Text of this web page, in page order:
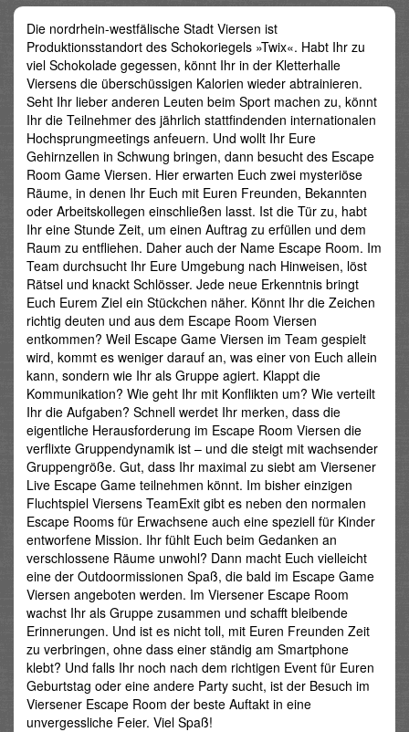
Die nordrhein-westfälische Stadt Viersen ist
Produktionsstandort des Schokoriegels »Twix«. Habt Ihr zu
viel Schokolade gegessen, könnt Ihr in der Kletterhalle
Viersens die überschüssigen Kalorien wieder abtrainieren.
Seht Ihr lieber anderen Leuten beim Sport machen zu, könnt
Ihr die Teilnehmer des jährlich stattfindenden internationalen
Hochsprungmeetings anfeuern. Und wollt Ihr Eure
Gehirnzellen in Schwung bringen, dann besucht des Escape
Room Game Viersen. Hier erwarten Euch zwei mysteriöse
Räume, in denen Ihr Euch mit Euren Freunden, Bekannten
oder Arbeitskollegen einschließen lasst. Ist die Tür zu, habt
Ihr eine Stunde Zeit, um einen Auftrag zu erfüllen und dem
Raum zu entfliehen. Daher auch der Name Escape Room. Im
Team durchsucht Ihr Eure Umgebung nach Hinweisen, löst
Rätsel und knackt Schlösser. Jede neue Erkenntnis bringt
Euch Eurem Ziel ein Stückchen näher. Könnt Ihr die Zeichen
richtig deuten und aus dem Escape Room Viersen
entkommen? Weil Escape Game Viersen im Team gespielt
wird, kommt es weniger darauf an, was einer von Euch allein
kann, sondern wie Ihr als Gruppe agiert. Klappt die
Kommunikation? Wie geht Ihr mit Konflikten um? Wie verteilt
Ihr die Aufgaben? Schnell werdet Ihr merken, dass die
eigentliche Herausforderung im Escape Room Viersen die
verflixte Gruppendynamik ist – und die steigt mit wachsender
Gruppengröße. Gut, dass Ihr maximal zu siebt am Viersener
Live Escape Game teilnehmen könnt. Im bisher einzigen
Fluchtspiel Viersens TeamExit gibt es neben den normalen
Escape Rooms für Erwachsene auch eine speziell für Kinder
entworfene Mission. Ihr fühlt Euch beim Gedanken an
verschlossene Räume unwohl? Dann macht Euch vielleicht
eine der Outdoormissionen Spaß, die bald im Escape Game
Viersen angeboten werden. Im Viersener Escape Room
wachst Ihr als Gruppe zusammen und schafft bleibende
Erinnerungen. Und ist es nicht toll, mit Euren Freunden Zeit
zu verbringen, ohne dass einer ständig am Smartphone
klebt? Und falls Ihr noch nach dem richtigen Event für Euren
Geburtstag oder eine andere Party sucht, ist der Besuch im
Viersener Escape Room der beste Auftakt in eine
unvergessliche Feier. Viel Spaß!